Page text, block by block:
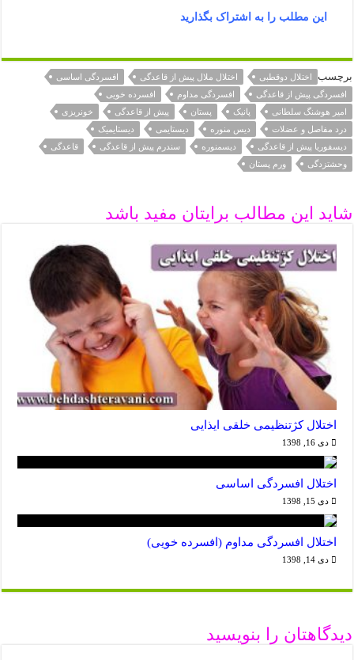
این مطلب را به اشتراک بگذارید
برچسب اختلال دوقطبی اختلال ملال پیش از قاعدگی
افسردگی اساسی
افسردگی پیش از قاعدگی
افسردگی مداوم
افسرده خویی
امیر هوشنگ سلطانی
پانیک پستان پیش از قاعدگی
خونریزی
درد مفاصل و عضلات
دیس منوره دیستایمی
دیستایمیک
دیسفوریا پیش از قاعدگی
دیسمنوره سندرم پیش از قاعدگی
قاعدگی
وحشتزدگی
ورم پستان
شاید این مطالب برایتان مفید باشد
اختلال کژتنظیمی خلقی ایذایی
دی 16, 1398
اختلال افسردگی اساسی
دی 15, 1398
اختلال افسردگی مداوم (افسرده خویی)
دی 14, 1398
دیدگاهتان را بنویسید